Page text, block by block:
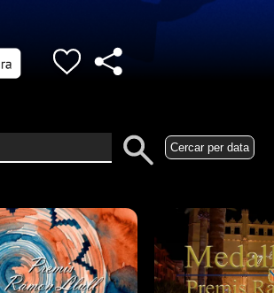
Cercar per data
1 h 39 min